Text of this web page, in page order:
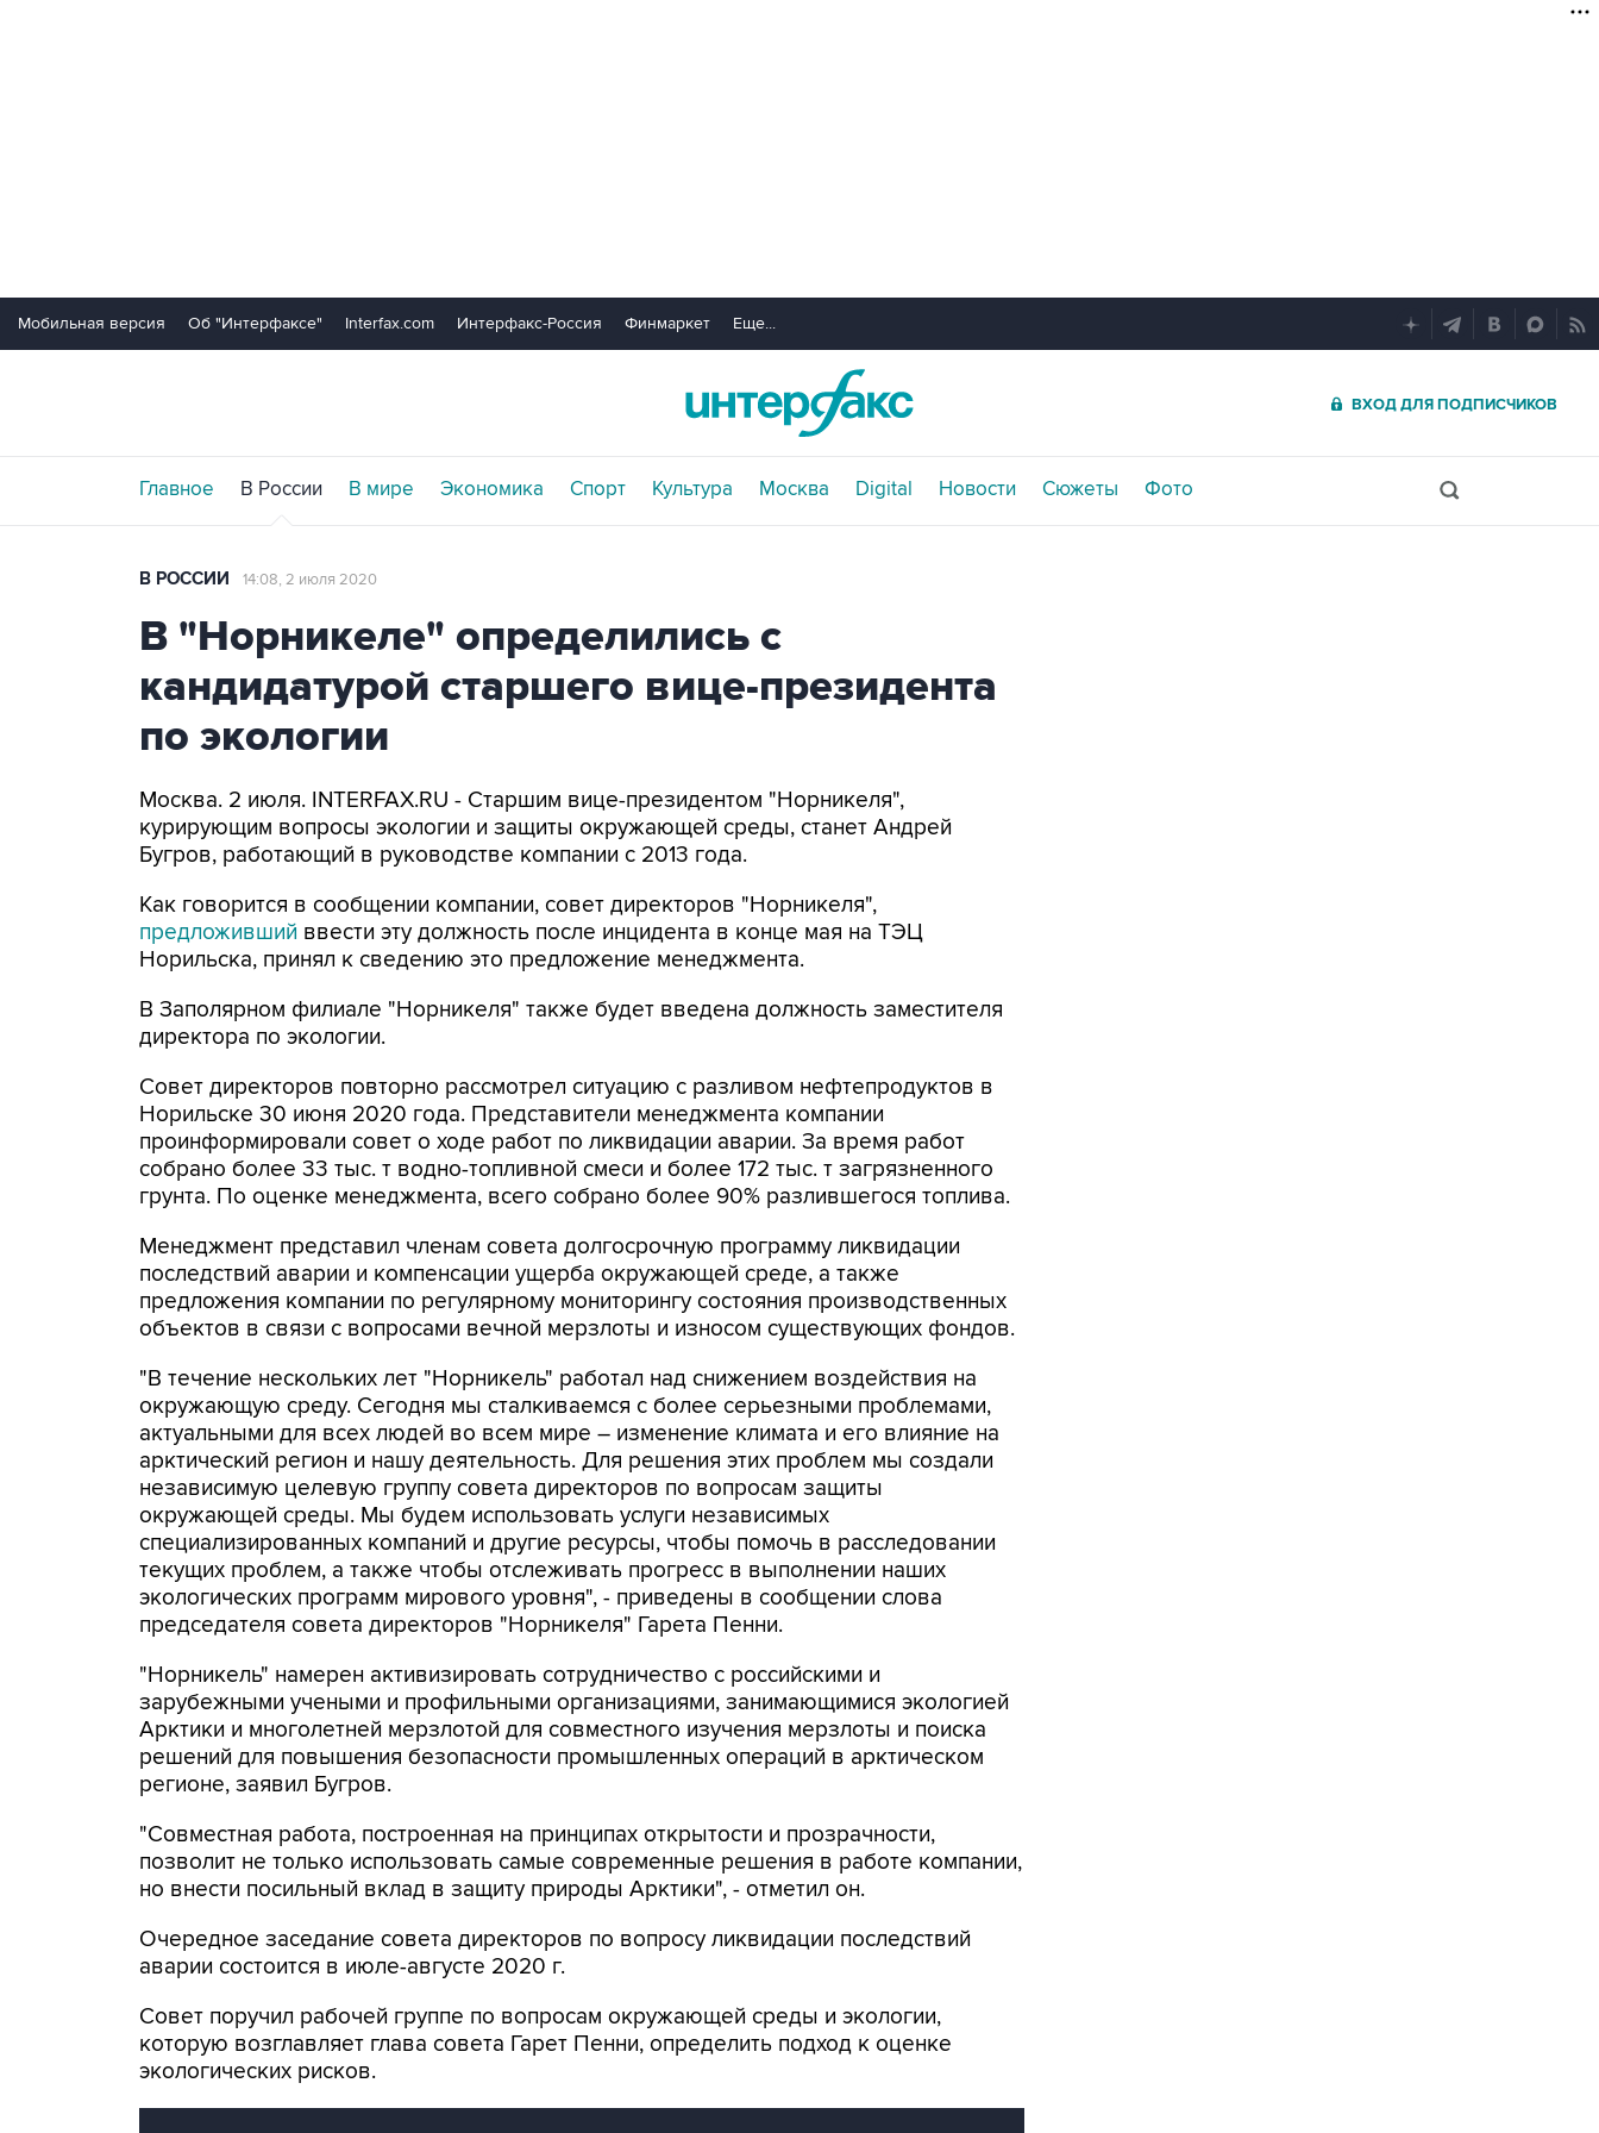
Мобильная версия Об "Интерфаксе" Interfax.com Интерфакс-Россия Финмаркет Еще...
ВХОД ДЛЯ ПОДПИСЧИКОВ
Главное В России В мире Экономика Спорт Культура Москва Digital Новости Сюжеты Фото
В РОССИИ 14:08, 2 июля 2020
В "Норникеле" определились с
кандидатурой старшего вице-президента
по экологии
Москва. 2 июля. INTERFAX.RU - Старшим вице-президентом "Норникеля",
курирующим вопросы экологии и защиты окружающей среды, станет Андрей
Бугров, работающий в руководстве компании с 2013 года.
Как говорится в сообщении компании, совет директоров "Норникеля",
предложивший ввести эту должность после инцидента в конце мая на ТЭЦ
Норильска, принял к сведению это предложение менеджмента.
В Заполярном филиале "Норникеля" также будет введена должность заместителя
директора по экологии.
Совет директоров повторно рассмотрел ситуацию с разливом нефтепродуктов в
Норильске 30 июня 2020 года. Представители менеджмента компании
проинформировали совет о ходе работ по ликвидации аварии. За время работ
собрано более 33 тыс. т водно-топливной смеси и более 172 тыс. т загрязненного
грунта. По оценке менеджмента, всего собрано более 90% разлившегося топлива.
Менеджмент представил членам совета долгосрочную программу ликвидации
последствий аварии и компенсации ущерба окружающей среде, а также
предложения компании по регулярному мониторингу состояния производственных
объектов в связи с вопросами вечной мерзлоты и износом существующих фондов.
"В течение нескольких лет "Норникель" работал над снижением воздействия на
окружающую среду. Сегодня мы сталкиваемся с более серьезными проблемами,
актуальными для всех людей во всем мире – изменение климата и его влияние на
арктический регион и нашу деятельность. Для решения этих проблем мы создали
независимую целевую группу совета директоров по вопросам защиты
окружающей среды. Мы будем использовать услуги независимых
специализированных компаний и другие ресурсы, чтобы помочь в расследовании
текущих проблем, а также чтобы отслеживать прогресс в выполнении наших
экологических программ мирового уровня", - приведены в сообщении слова
председателя совета директоров "Норникеля" Гарета Пенни.
"Норникель" намерен активизировать сотрудничество с российскими и
зарубежными учеными и профильными организациями, занимающимися экологией
Арктики и многолетней мерзлотой для совместного изучения мерзлоты и поиска
решений для повышения безопасности промышленных операций в арктическом
регионе, заявил Бугров.
"Совместная работа, построенная на принципах открытости и прозрачности,
позволит не только использовать самые современные решения в работе компании,
но внести посильный вклад в защиту природы Арктики", - отметил он.
Очередное заседание совета директоров по вопросу ликвидации последствий
аварии состоится в июле-августе 2020 г.
Совет поручил рабочей группе по вопросам окружающей среды и экологии,
которую возглавляет глава совета Гарет Пенни, определить подход к оценке
экологических рисков.